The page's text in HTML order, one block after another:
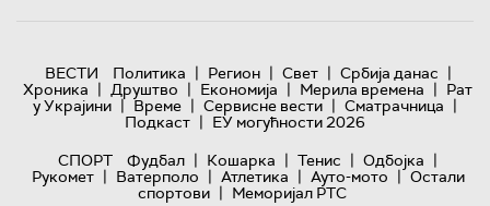
ВЕСТИ Политика | Регион | Свет | Србија данас |
Хроника | Друштво | Економија | Мерила времена | Рат
у Украјини | Време | Сервисне вести | Сматрачница |
Подкаст | ЕУ могућности 2026
СПОРТ
Фудбал | Кошарка | Тенис | Одбојка |
Рукомет | Ватерполо | Атлетика | Ауто-мото | Остали
спортови | Меморијал РТС